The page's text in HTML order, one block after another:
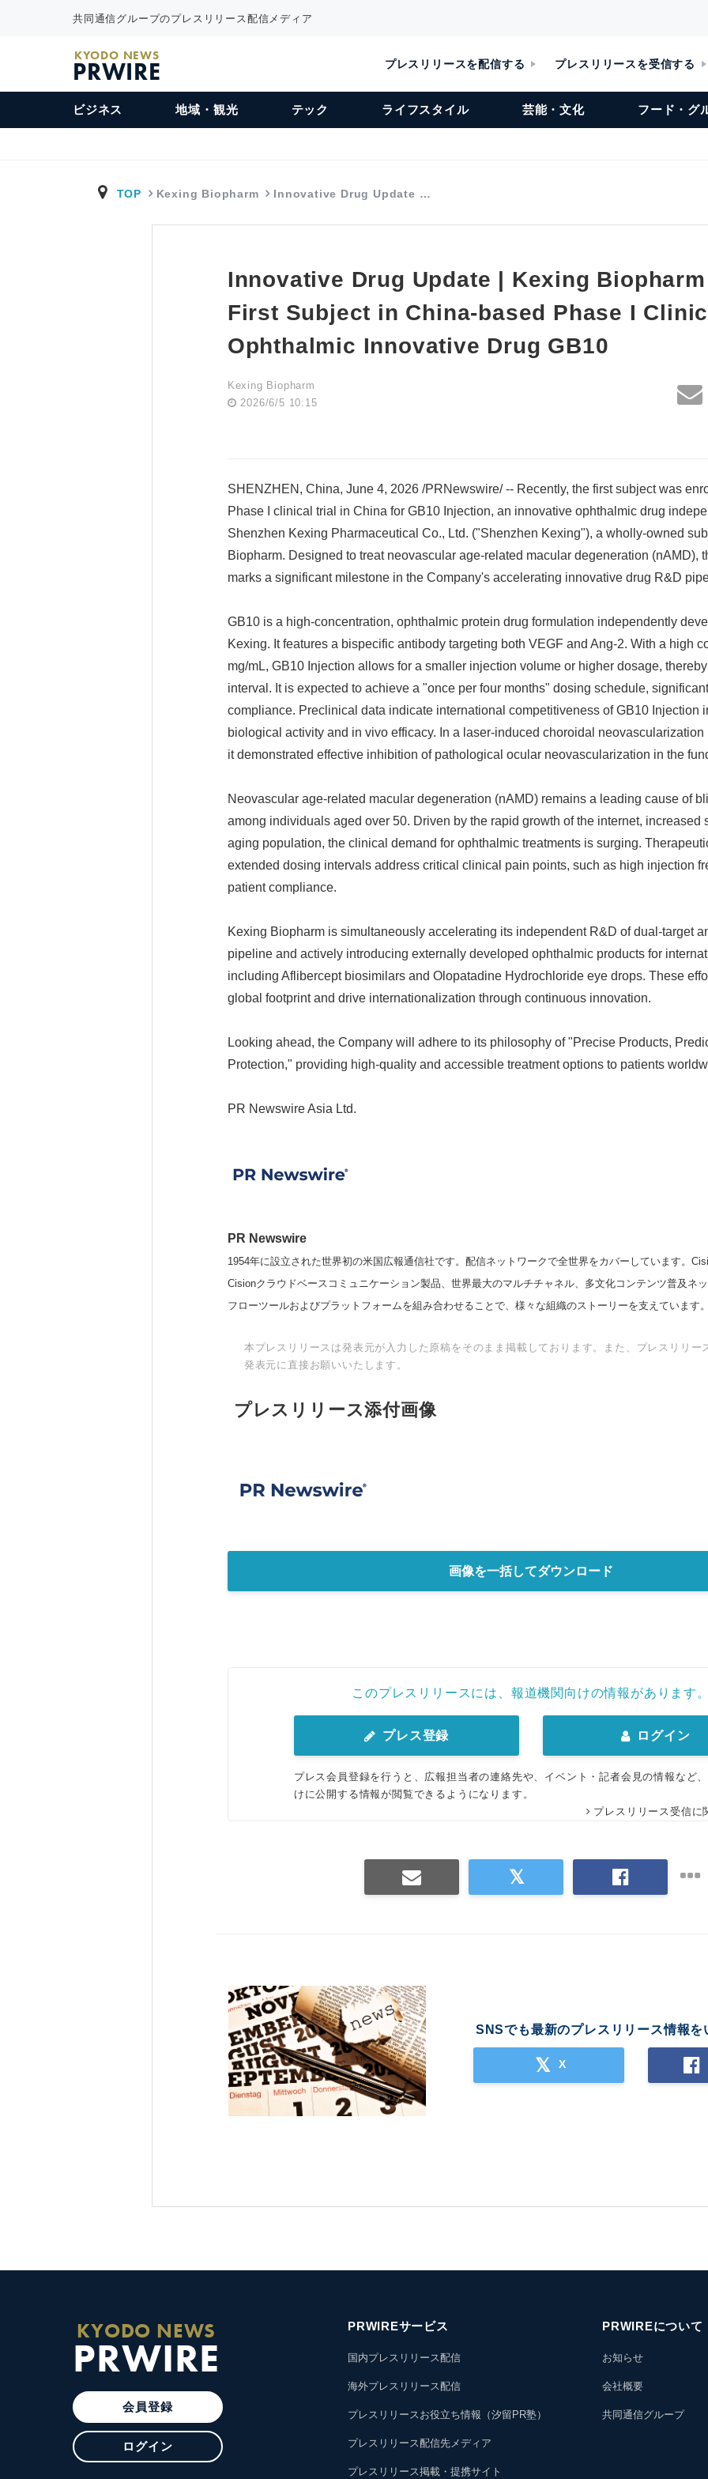
共同通信グループのプレスリリース配信メディア
KYODO NEWS
PRWIRE プレスリリースを配信する プレスリリースを受信する
ビジネス 地域・観光 テック ライフスタイル 芸能・文化 フード・グ
TOP Kexing Biopharm Innovative Drug Update …
Innovative Drug Update | Kexing
First Subject in China-based Phase I
Ophthalmic Innovative Drug GB10
Kexing Biopharm
2026/6/5 10:15
SHENZHEN, China, June 4, 2026 /PRNewswire/ -- Recently, the first subject was
Phase I clinical trial in China for GB10 Injection, an innovative ophthalmic drug
Shenzhen Kexing Pharmaceutical Co., Ltd. ("Shenzhen Kexing"), a wholly-owned
Biopharm. Designed to treat neovascular age-related macular degeneration (nAMD),
marks a significant milestone in the Company's accelerating innovative drug R&D
GB10 is a high-concentration, ophthalmic protein drug formulation independently
Kexing. It features a bispecific antibody targeting both VEGF and Ang-2. With a high
mg/mL, GB10 Injection allows for a smaller injection volume or higher dosage,
interval. It is expected to achieve a "once per four months" dosing schedule,
compliance. Preclinical data indicate international competitiveness of GB10 Injection
biological activity and in vivo efficacy. In a laser-induced choroidal
it demonstrated effective inhibition of pathological ocular neovascularization in the
Neovascular age-related macular degeneration (nAMD) remains a leading cause of
among individuals aged over 50. Driven by the rapid growth of the internet, increased
aging population, the clinical demand for ophthalmic treatments is surging.
extended dosing intervals address critical clinical pain points, such as high injection
patient compliance.
Kexing Biopharm is simultaneously accelerating its independent R&D of dual-target
pipeline and actively introducing externally developed ophthalmic products for
including Aflibercept biosimilars and Olopatadine Hydrochloride eye drops. These
global footprint and drive internationalization through continuous innovation.
Looking ahead, the Company will adhere to its philosophy of "Precise Products,
Protection," providing high-quality and accessible treatment options to patients
PR Newswire Asia Ltd.
PR Newswire
1954年に設立された世界初の米国広報通信社です。配信ネットワークで全世界をカバーしています。
Cisionクラウドベースコミュニケーション製品、世界最大のマルチチャネル、多文化コンテンツ普及ネ
フローツールおよびプラットフォームを組み合わせることで、様々な組織のストーリーを支えています
本プレスリリースは発表元が入力した原稿をそのまま掲載しております。また、プレスリリー
発表元に直接お願いいたします。
プレスリリース添付画像
画像を一括してダウンロード
このプレスリリースには、報道機関向けの情報があります
プレス登録 ログイン
プレス会員登録を行うと、広報担当者の連絡先や、イベント・記者会見の情報など
けに公開する情報が閲覧できるようになります。
プレスリリース受信に
SNSでも最新のプレスリリース情報を
X
KYODO NEWS
PRWIRE
会員登録
ログイン
PRWIREサービス
国内プレスリリース配信
海外プレスリリース配信
プレスリリースお役立ち情報（汐留PR塾）
プレスリリース配信先メディア
プレスリリース掲載・提携サイト
PRWIREについて
お知らせ
会社概要
共同通信グループ
Japanese
English